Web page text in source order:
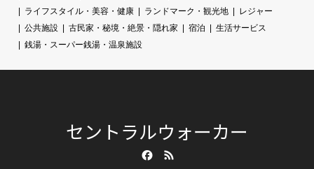
ライフスタイル・美容・健康
ランドマーク・観光地
レジャー
公共施設
古民家・秘境・絶景・隠れ家 宿泊
生活サービス
銭湯・スーパー銭湯・温泉施設
セントラルウォーカー